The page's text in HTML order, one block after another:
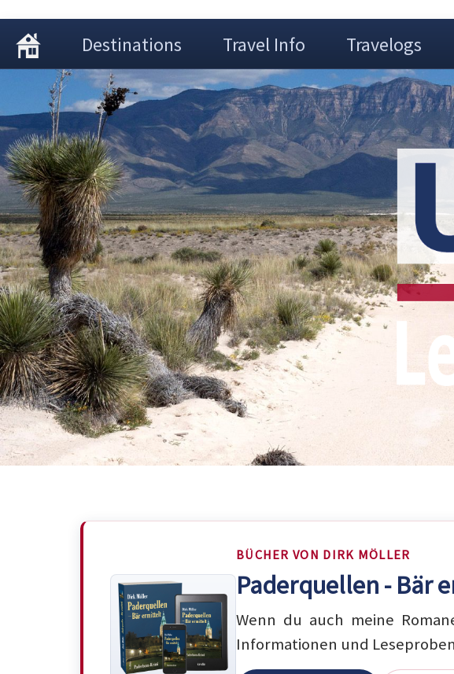
Destinations Travel Info Travelogs
BÜCHER VON DIRK MÖLLER
Paderquellen - Bär
Wenn du auch meine
Informationen und